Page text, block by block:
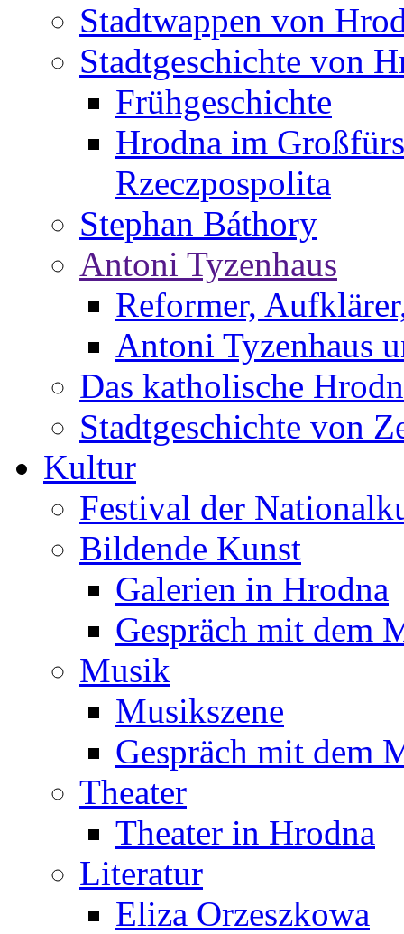
Stadtwappen von
Stadtgeschichte von
Frühgeschichte
Hrodna im
Rzeczpospolita
Stephan Báthory
Antoni Tyzenhaus
Reformer,
Antoni Tyzenhaus
Das katholische
Stadtgeschichte von
Kultur
Festival der
Bildende Kunst
Galerien in Hrodna
Gespräch mit dem
Musik
Musikszene
Gespräch mit dem
Theater
Theater in Hrodna
Literatur
Eliza Orzeszkowa